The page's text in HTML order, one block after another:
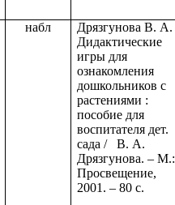
набл
Дрязгунова В. А.
Дидактические
игры для
ознакомления
дошкольников с
растениями :
пособие для
воспитателя дет.
сада / В. А.
Дрязгунова. – М.:
Просвещение,
2001. – 80 с.